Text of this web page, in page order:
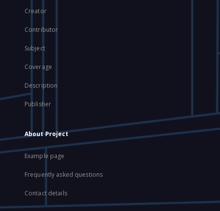
Creator
Contributor
Subject
Coverage
Description
Publisher
About Project
Example page
Frequently asked questions
Contact details